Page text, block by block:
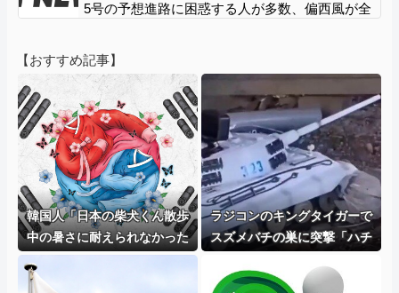
5号の予想進路に困惑する人が多数、偏西風が全
【おすすめ記事】
韓国人「日本の柴犬くん散歩
中の暑さに耐えられなかった
結果」
ラジコンのキングタイガーで
スズメバチの巣に突撃「ハチ
家に来るんだぞ」【海外の反